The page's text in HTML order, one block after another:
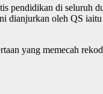
pendidikan di seluruh
dianjurkan oleh QS
yang memecah